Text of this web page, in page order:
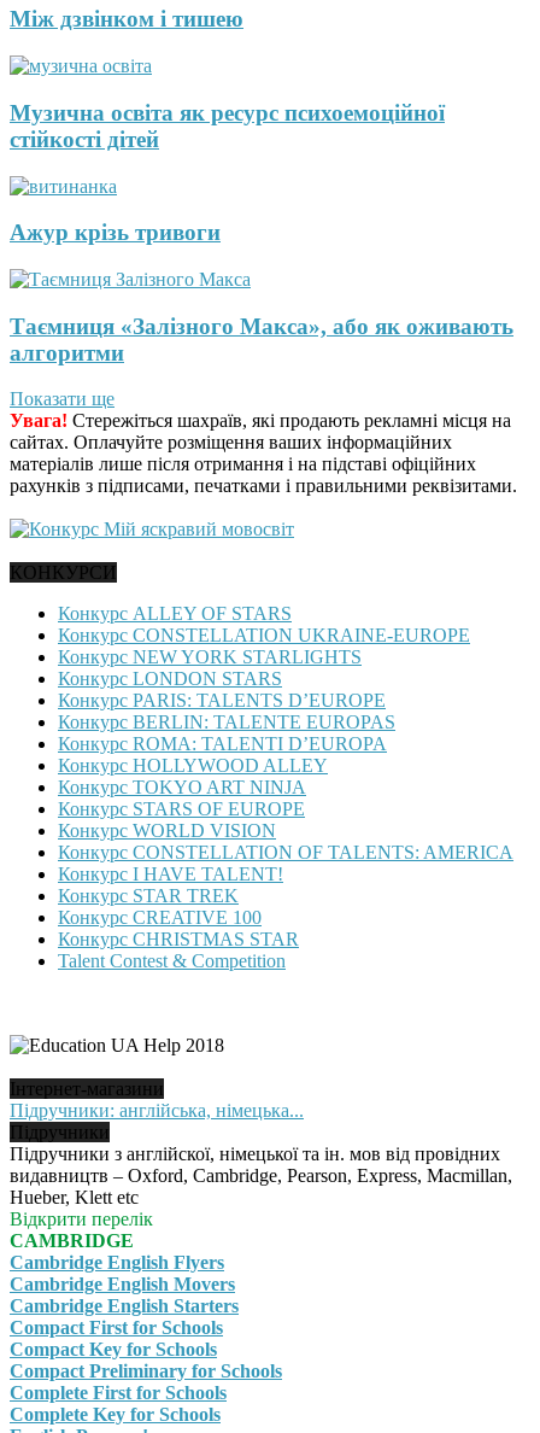
Між дзвінком і тишею
Музична освіта як ресурс психоемоційної
стійкості дітей
Ажур крізь тривоги
Таємниця «Залізного Макса», або як оживають
алгоритми
Показати ще
Увага! Стережіться шахраїв, які продають рекламні місця на
сайтах. Оплачуйте розміщення ваших інформаційних
матеріалів лише після отримання і на підставі офіційних
рахунків з підписами, печатками і правильними реквізитами.
КОНКУРСИ
Конкурс ALLEY OF STARS
Конкурс CONSTELLATION UKRAINE-EUROPE
Конкурс NEW YORK STARLIGHTS
Конкурс LONDON STARS
Конкурс PARIS: TALENTS D’EUROPE
Конкурс BERLIN: TALENTE EUROPAS
Конкурс ROMA: TALENTI D’EUROPA
Конкурс HOLLYWOOD ALLEY
Конкурс TOKYO ART NINJA
Конкурс STARS OF EUROPE
Конкурс WORLD VISION
Конкурс CONSTELLATION OF TALENTS: AMERICA
Конкурс I HAVE TALENT!
Конкурс STAR TREK
Конкурс CREATIVE 100
Конкурс CHRISTMAS STAR
Talent Contest & Competition
Інтернет-магазини
Підручники: англійська, німецька...
Підручники
Підручники з англійскої, німецької та ін. мов від провідних
видавництв – Oxford, Cambridge, Pearson, Express, Macmillan,
Hueber, Klett etc
Відкрити перелік
CAMBRIDGE
Cambridge English Flyers
Cambridge English Movers
Cambridge English Starters
Compact First for Schools
Compact Key for Schools
Compact Preliminary for Schools
Complete First for Schools
Complete Key for Schools